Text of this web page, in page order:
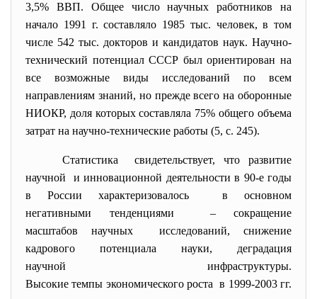
3,5% ВВП. Общее число научных работников на
начало 1991 г. составляло 1985 тыс. человек, в том
числе 542 тыс. докторов и кандидатов наук. Научно-
технический потенциал СССР был ориентирован на
все возможные виды исследований по всем
направлениям знаний, но прежде всего на оборонные
НИОКР, доля которых составляла 75% общего объема
затрат на научно-технические работы (5, с. 245).
Статистика свидетельствует, что развитие
научной и инновационной деятельности в 90-е годы
в России характеризовалось в основном
негативными тенденциями – сокращение
масштабов научных исследований, снижение
кадрового потенциала науки, деградация
научной инфраструктуры.
Высокие темпы экономического роста в 1999-2003 гг.